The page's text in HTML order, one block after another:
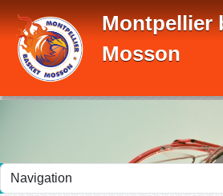
Montpellier
Mosson